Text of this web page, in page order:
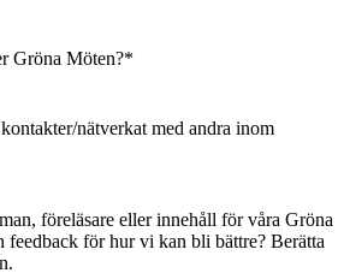
Gröna Möten?*
nätverkat med andra inom
föreläsare eller innehåll för våra Gröna
feedback för hur vi kan bli bättre? Berätta